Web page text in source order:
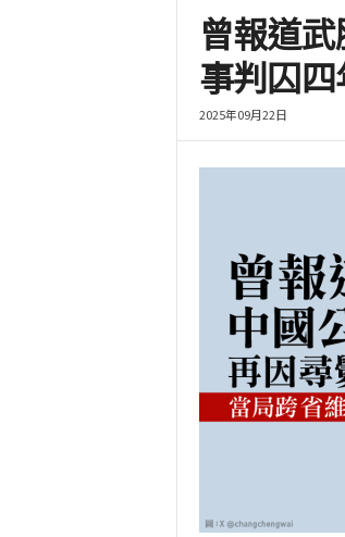
曾報道
事判囚
2025年09月22日